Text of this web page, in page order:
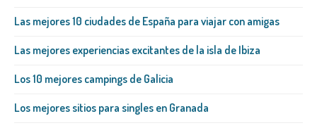
Las mejores 10 ciudades de España para viajar con amigas
Las mejores experiencias excitantes de la isla de Ibiza
Los 10 mejores campings de Galicia
Los mejores sitios para singles en Granada